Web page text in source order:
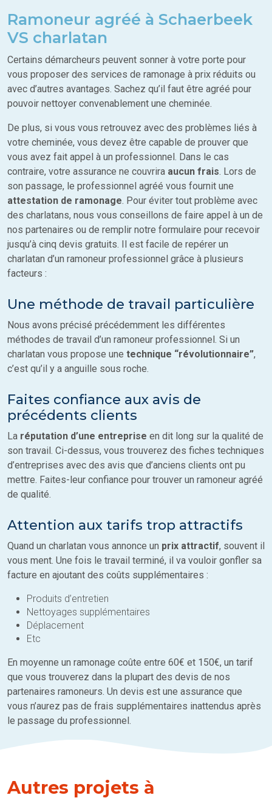
Ramoneur agréé à Schaerbeek
VS charlatan
Certains démarcheurs peuvent sonner à votre porte pour
vous proposer des services de ramonage à prix réduits ou
avec d’autres avantages. Sachez qu’il faut être agréé pour
pouvoir nettoyer convenablement une cheminée.
De plus, si vous vous retrouvez avec des problèmes liés à
votre cheminée, vous devez être capable de prouver que
vous avez fait appel à un professionnel. Dans le cas
contraire, votre assurance ne couvrira aucun frais. Lors de
son passage, le professionnel agréé vous fournit une
attestation de ramonage. Pour éviter tout problème avec
des charlatans, nous vous conseillons de faire appel à un de
nos partenaires ou de remplir notre formulaire pour recevoir
jusqu’à cinq devis gratuits. Il est facile de repérer un
charlatan d’un ramoneur professionnel grâce à plusieurs
facteurs :
Une méthode de travail particulière
Nous avons précisé précédemment les différentes
méthodes de travail d’un ramoneur professionnel. Si un
charlatan vous propose une technique “révolutionnaire”,
c’est qu’il y a anguille sous roche.
Faites confiance aux avis de
précédents clients
La réputation d’une entreprise en dit long sur la qualité de
son travail. Ci-dessus, vous trouverez des fiches techniques
d’entreprises avec des avis que d’anciens clients ont pu
mettre. Faites-leur confiance pour trouver un ramoneur agréé
de qualité.
Attention aux tarifs trop attractifs
Quand un charlatan vous annonce un prix attractif, souvent il
vous ment. Une fois le travail terminé, il va vouloir gonfler sa
facture en ajoutant des coûts supplémentaires :
Produits d’entretien
Nettoyages supplémentaires
Déplacement
Etc
En moyenne un ramonage coûte entre 60€ et 150€, un tarif
que vous trouverez dans la plupart des devis de nos
partenaires ramoneurs. Un devis est une assurance que
vous n’aurez pas de frais supplémentaires inattendus après
le passage du professionnel.
Autres projets à